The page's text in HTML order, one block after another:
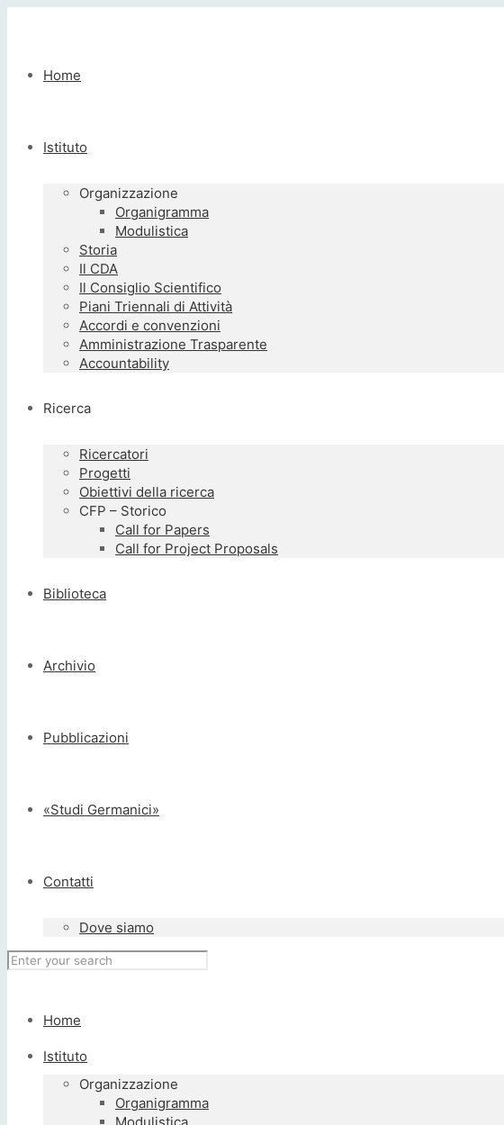
Home
Istituto
Organizzazione
Organigramma
Modulistica
Storia
Il CDA
Il Consiglio Scientifico
Piani Triennali di Attività
Accordi e convenzioni
Amministrazione Trasparente
Accountability
Ricerca
Ricercatori
Progetti
Obiettivi della ricerca
CFP – Storico
Call for Papers
Call for Project Proposals
Biblioteca
Archivio
Pubblicazioni
«Studi Germanici»
Contatti
Dove siamo
Home
Istituto
Organizzazione
Organigramma